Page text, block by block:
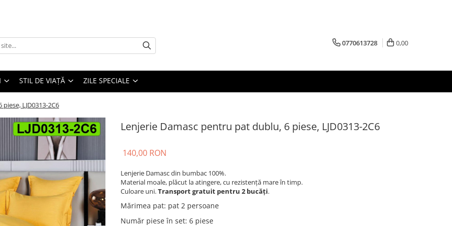
0770613728 0,00
STIL DE VIAȚĂ ZILE SPECIALE
LJD0313-2C6
Lenjerie Damasc pentru pat dublu, 6 piese, LJD0313-2C6
140,00 RON
Lenjerie Damasc din bumbac 100%.
Material moale, plăcut la atingere, cu rezistență mare în timp.
Culoare uni.Transport gratuit pentru 2 bucăți.
Mărimea pat: pat 2 persoane
Număr piese în set: 6 piese